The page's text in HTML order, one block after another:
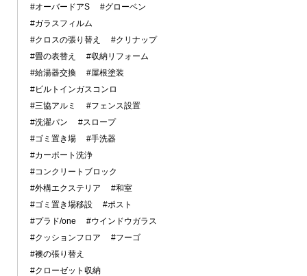
#オーバードアS
#グローベン
#ガラスフィルム
#クロスの張り替え
#クリナップ
#畳の表替え
#収納リフォーム
#給湯器交換
#屋根塗装
#ビルトインガスコンロ
#三協アルミ
#フェンス設置
#洗濯パン
#スロープ
#ゴミ置き場
#手洗器
#カーポート洗浄
#コンクリートブロック
#外構エクステリア
#和室
#ゴミ置き場移設
#ポスト
#プラド/one
#ウインドウガラス
#クッションフロア
#フーゴ
#襖の張り替え
#クローゼット収納